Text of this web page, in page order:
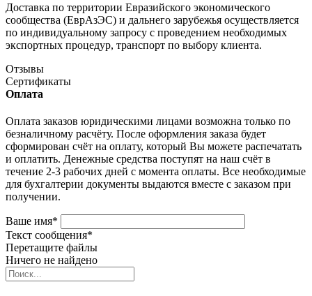
Доставка по территории Евразийского экономического
сообщества (ЕврАзЭС) и дальнего зарубежья осуществляется
по индивидуальному запросу с проведением необходимых
экспортных процедур, транспорт по выбору клиента.
Отзывы
Сертификаты
Оплата
Оплата заказов юридическими лицами возможна только по
безналичному расчёту. После оформления заказа будет
сформирован счёт на оплату, который Вы можете распечатать
и оплатить. Денежные средства поступят на наш счёт в
течение 2-3 рабочих дней с момента оплаты. Все необходимые
для бухгалтерии документы выдаются вместе с заказом при
получении.
Ваше имя*
Текст сообщения*
Перетащите файлы
Ничего не найдено